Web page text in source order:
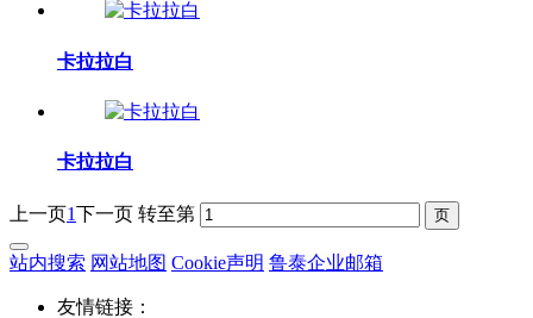
卡拉拉白
卡拉拉白
上一页1下一页 转至第
站内搜索 网站地图 Cookie声明 鲁泰企业邮箱
友情链接：